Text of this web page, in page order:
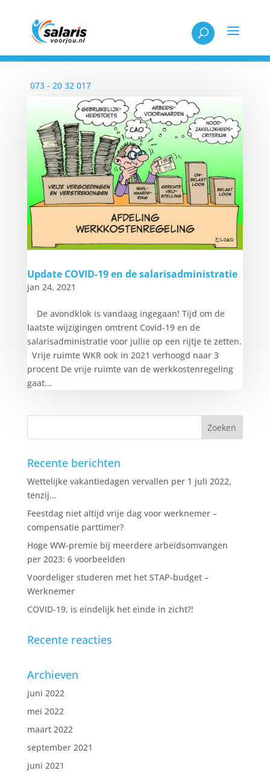
073 - 20 32 017
Update COVID-19 en de salarisadministratie
jan 24, 2021
De avondklok is vandaag ingegaan! Tijd om de
laatste wijzigingen omtrent Covid-19 en de
salarisadministratie voor jullie op een rijtje te zetten.
Vrije ruimte WKR ook in 2021 verhoogd naar 3
procent De vrije ruimte van de werkkostenregeling
gaat...
Recente berichten
Wettelijke vakantiedagen vervallen per 1 juli 2022,
tenzij…
Feestdag niet altijd vrije dag voor werknemer –
compensatie parttimer?
Hoge WW-premie bij meerdere arbeidsomvangen
per 2023: 6 voorbeelden
Voordeliger studeren met het STAP-budget –
Werknemer
COVID-19, is eindelijk het einde in zicht?!
Recente reacties
Archieven
juni 2022
mei 2022
maart 2022
september 2021
juni 2021